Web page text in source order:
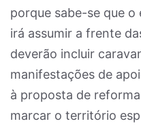
porque sabe-se que o
irá assumir a frente
deverão incluir
manifestações de
à proposta de
marcar o território